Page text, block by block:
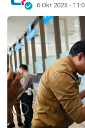
6 Okt 2025 -